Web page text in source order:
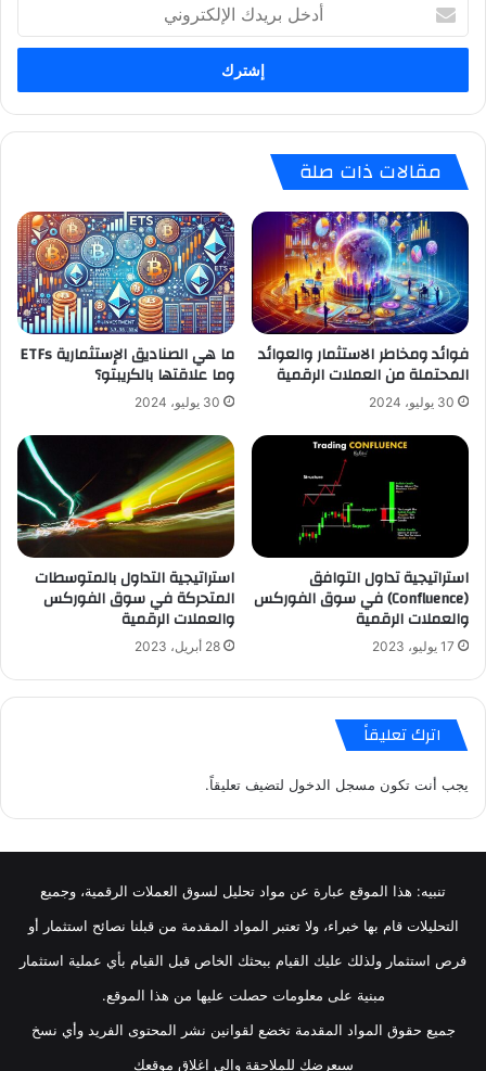
بريدك
الإلكتروني
مقالات ذات صلة
فوائد ومخاطر الاستثمار والعوائد
المحتملة من العملات الرقمية
30 يوليو، 2024
ما هي الصناديق الإستثمارية ETFs
وما علاقتها بالكريبتو؟
30 يوليو، 2024
استراتيجية تداول التوافق
(Confluence) في سوق الفوركس
والعملات الرقمية
17 يوليو، 2023
استراتيجية التداول بالمتوسطات
المتحركة في سوق الفوركس
والعملات الرقمية
28 أبريل، 2023
اترك تعليقاً
يجب أنت تكون مسجل الدخول لتضيف تعليقاً.
تنبيه: هذا الموقع عبارة عن مواد تحليل لسوق العملات الرقمية، وجميع
التحليلات قام بها خبراء، ولا تعتبر المواد المقدمة من قبلنا نصائح استثمار أو
فرص استثمار ولذلك عليك القيام ببحثك الخاص قبل القيام بأي عملية استثمار
مبنية على معلومات حصلت عليها من هذا الموقع.
جميع حقوق المواد المقدمة تخضع لقوانين نشر المحتوى الفريد وأي نسخ
سيعرضك للملاحقة وإلى إغلاق موقعك